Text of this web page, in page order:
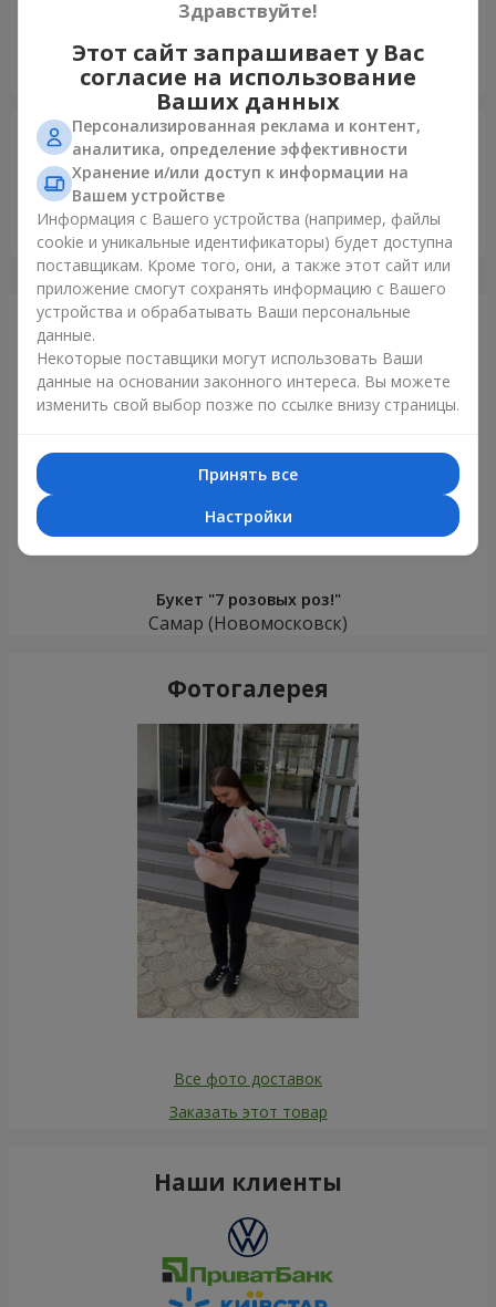
свіжі, доставка вчасна (у різних містах), приємно
співпрацювати, коли впевнена, що у відповідальний
момент ви не підведете! Так тримати
Людмила 16.09.2023
5
Дуже дякую вам за прекрасний букет, за оперативність,
ввічливість. Заказала дочці в Харків на день народження,
їй дуже сподобались квіти, Ви молодці!!!!
Только что доставили
Букет "7 розовых роз!"
Самар (Новомосковск)
Фотогалерея
Все фото доставок
Заказать этот товар
Наши клиенты
Здравствуйте!
Этот сайт запрашивает у Вас
согласие на использование
Ваших данных
Персонализированная реклама и контент,
аналитика, определение эффективности
Хранение и/или доступ к информации на
Вашем устройстве
Информация с Вашего устройства (например, файлы
cookie и уникальные идентификаторы) будет доступна
поставщикам. Кроме того, они, а также этот сайт или
приложение смогут сохранять информацию с Вашего
устройства и обрабатывать Ваши персональные
данные.
Некоторые поставщики могут использовать Ваши
данные на основании законного интереса. Вы можете
изменить свой выбор позже по ссылке внизу страницы.
Принять все
Настройки